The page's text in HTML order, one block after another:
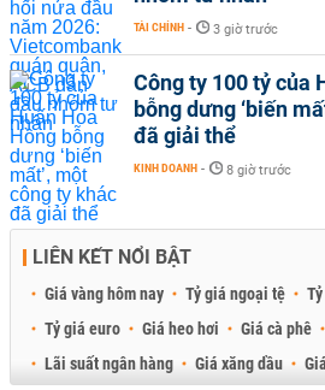
TÀI CHÍNH - 3 giờ trước
Công ty 100 tỷ của
bỗng dưng ‘biến
đã giải thể
KINH DOANH - 8 giờ trước
LIÊN KẾT NỔI BẬT
Giá vàng hôm nay Tỷ giá ngoại tệ
Tỷ giá euro
Giá heo hơi Giá cà phê
Lãi suất ngân hàng
Giá xăng dầu